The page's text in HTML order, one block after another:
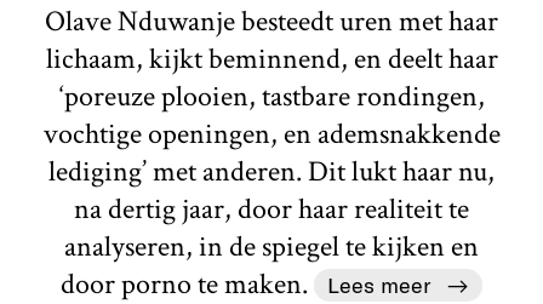
Olave Nduwanje besteedt uren met haar
lichaam, kijkt beminnend, en deelt haar
‘poreuze plooien, tastbare rondingen,
vochtige openingen, en ademsnakkende
lediging’ met anderen. Dit lukt haar nu,
na dertig jaar, door haar realiteit te
analyseren, in de spiegel te kijken en
door porno te maken.
Lees meer